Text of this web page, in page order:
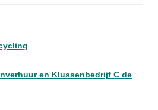
en Klussenbedrijf C de